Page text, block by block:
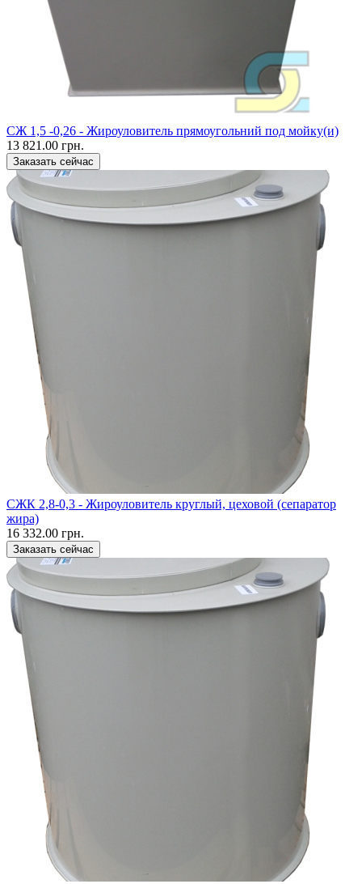
CЖ 1,5 -0,26 - Жироуловитель прямоугольний под мойку(и)
13 821.00 грн.
Заказать сейчас
CЖК 2,8-0,3 - Жироуловитель круглый, цеховой (сепаратор
жира)
16 332.00 грн.
Заказать сейчас